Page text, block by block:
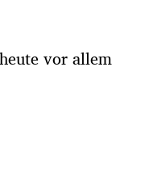
vor allem